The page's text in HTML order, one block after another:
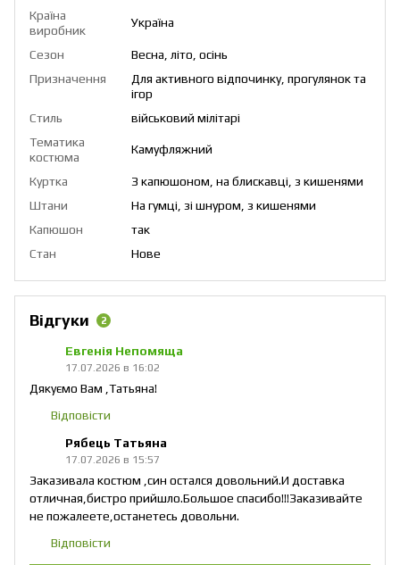
Країна
виробник
Україна
Сезон
Весна, літо, осінь
Призначення
Для активного відпочинку, прогулянок та
ігор
Стиль
військовий мілітарі
Тематика
костюма
Камуфляжний
Куртка
З капюшоном, на блискавці, з кишенями
Штани
На гумці, зі шнуром, з кишенями
Капюшон
так
Стан
Нове
Відгуки 2
Евгенія Непомяща
17.07.2026 в 16:02
Дякуємо Вам ,Татьяна!
Відповісти
Рябець Татьяна
17.07.2026 в 15:57
Заказивала костюм ,син остался довольний.И доставка
отличная,бистро прийшло.Большое спасибо!!!Заказивайте
не пожалеете,останетесь довольни.
Відповісти